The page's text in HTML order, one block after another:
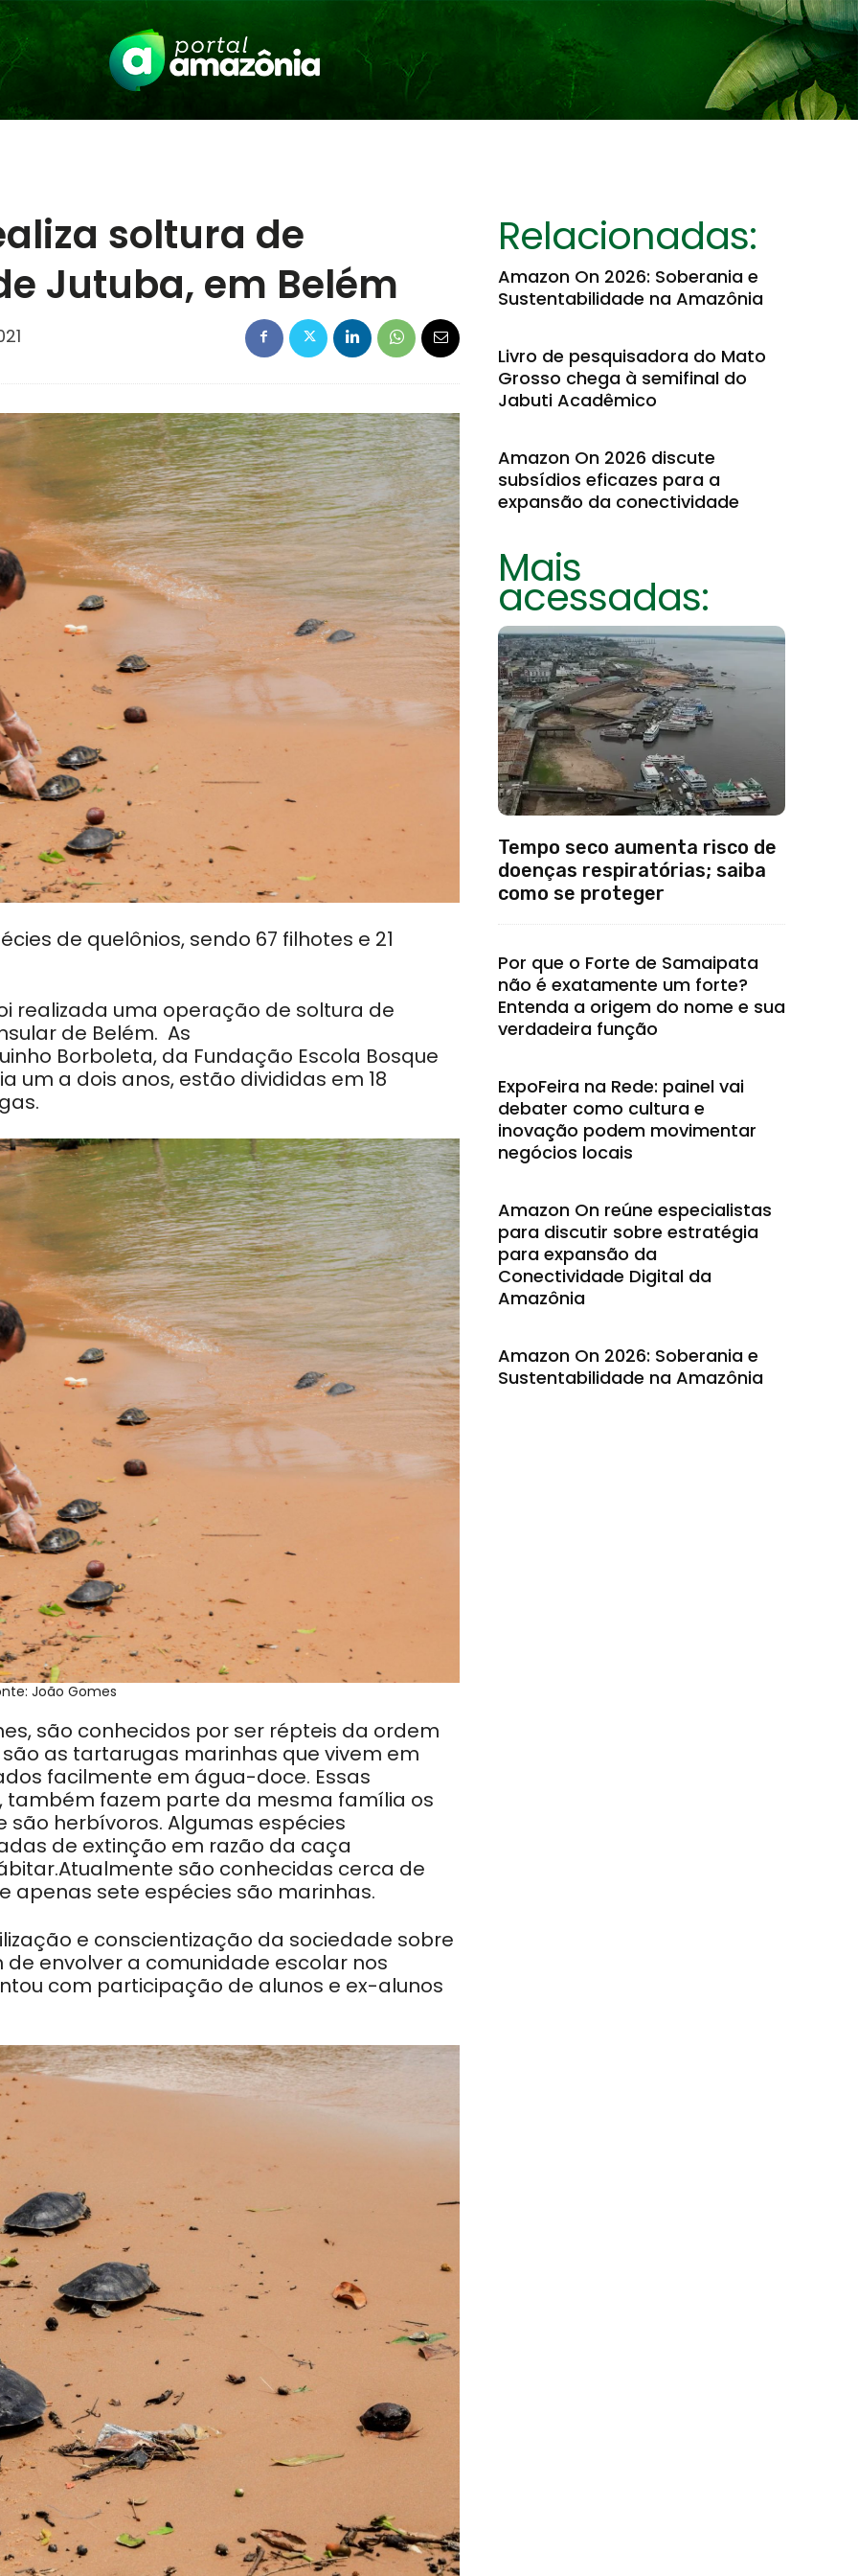
soltura de
Jutuba, em Belém
de quelônios, sendo 67 filhotes e 21
realizada uma operação de soltura de
de Belém. As
Borboleta, da Fundação Escola Bosque
um a dois anos, estão divididas em 18
João Gomes
são conhecidos por ser répteis da ordem
as tartarugas marinhas que vivem em
facilmente em água-doce. Essas
também fazem parte da mesma família os
herbívoros. Algumas espécies
de extinção em razão da caça
são conhecidas cerca de
apenas sete espécies são marinhas.
e conscientização da sociedade sobre
envolver a comunidade escolar nos
com participação de alunos e ex-alunos
Relacionadas:
Amazon On 2026: Soberania e
Sustentabilidade na Amazônia
Livro de pesquisadora do Mato
Grosso chega à semifinal do
Jabuti Acadêmico
Amazon On 2026 discute
subsídios eficazes para a
expansão da conectividade
Mais
acessadas:
Tempo seco aumenta risco de
doenças respiratórias; saiba
como se proteger
Por que o Forte de Samaipata
não é exatamente um forte?
Entenda a origem do nome e sua
verdadeira função
ExpoFeira na Rede: painel vai
debater como cultura e
inovação podem movimentar
negócios locais
Amazon On reúne especialistas
para discutir sobre estratégia
para expansão da
Conectividade Digital da
Amazônia
Amazon On 2026: Soberania e
Sustentabilidade na Amazônia